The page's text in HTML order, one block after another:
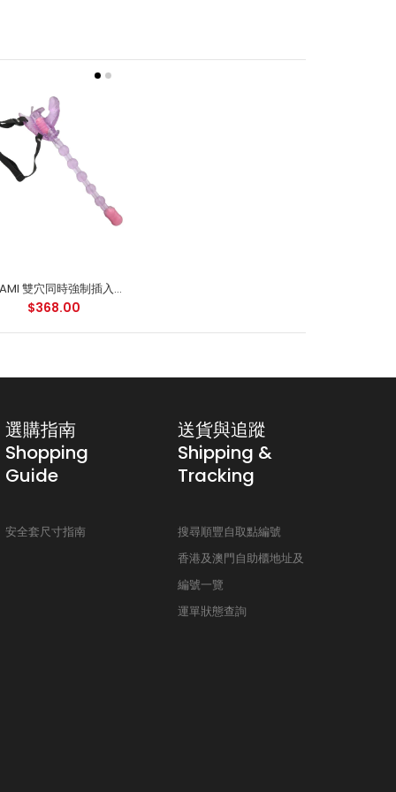
TOAMI 雙穴同時強制插入拉珠 連遙控震動器
$368.00
選購指南
Shopping
Guide
安全套尺寸指南
送貨與追蹤
Shipping &
Tracking
搜尋順豐自取點編號
香港及澳門自助櫃地址及
編號一覽
運單狀態查詢